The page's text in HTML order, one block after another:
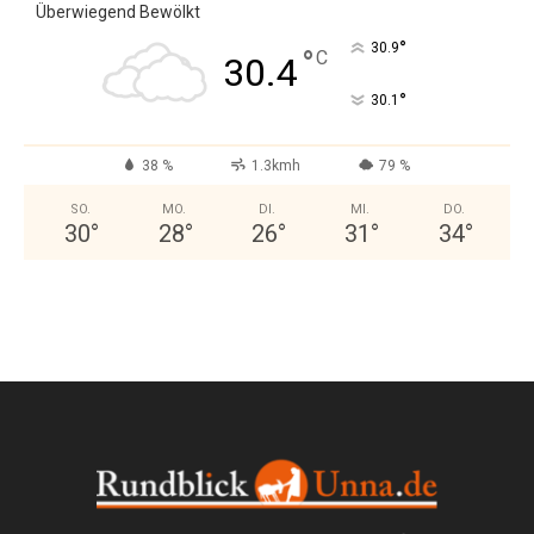
Überwiegend Bewölkt
30.4°C 30.9°
30.1 °
38 % 1.3kmh 79 %
SO.
30°
MO.
28°
DI.
26°
MI.
31 °
DO.
34°